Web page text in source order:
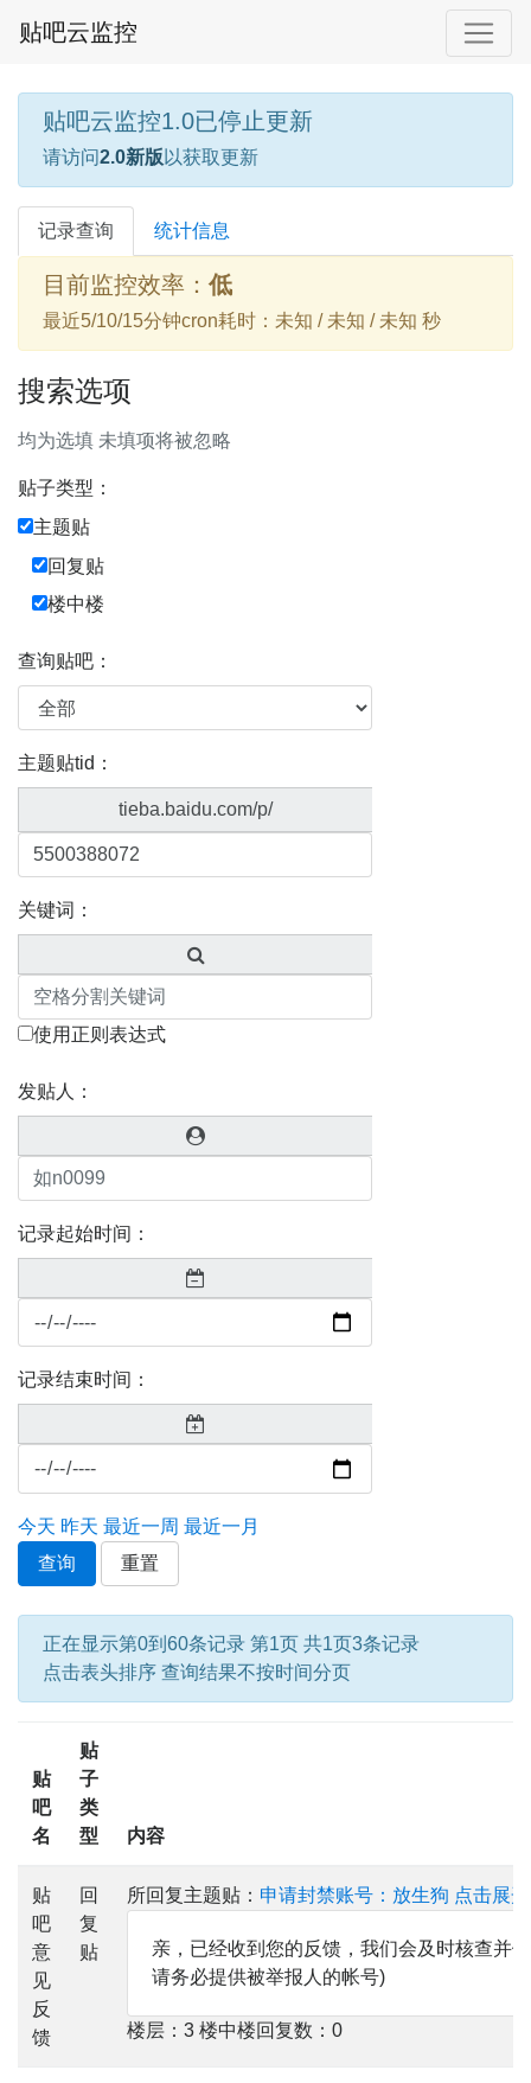
贴吧云监控
贴吧云监控1.0已停止更新
请访问2.0新版 以获取更新
记录查询 统计信息
目前监控效率： 低
最近5/10/15分钟cron耗时：未知 / 未知 / 未知 秒
搜索选项
均为选填 未填项将被忽略
贴子类型：
主题贴
回复贴
楼中楼
查询贴吧：
主题贴tid：
tieba.baidu.com/p/
关键词：
使用正则表达式
发贴人：
记录起始时间：
记录结束时间：
今天 昨天 最近一周 最近一月
查询
重置
正在显示第0到60条记录 第1页 共1页3条记录
点击表头排序 查询结果不按时间分页
贴
吧
名
贴
子
类
型
内容
贴
吧
意
见
反
馈
回
复
贴
所回复主题贴： 申请封禁账号：放生狗 点击展
亲，已经收到您的反馈，我们会及时核查并
请务必提供被举报人的帐号)
楼层：3 楼中楼回复数：0